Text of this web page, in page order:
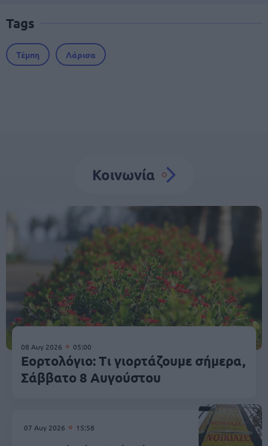
Tags
Τέμπη Λάρισα
Κοινωνία
08 Αυγ 2026 05:00
Εορτολόγιο: Τι γιορτάζουμε σήμερα,
Σάββατο 8 Αυγούστου
07 Αυγ 2026 15:58